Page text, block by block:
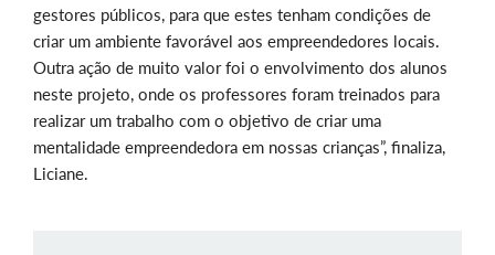
gestores públicos, para que estes tenham condições de
criar um ambiente favorável aos empreendedores locais.
Outra ação de muito valor foi o envolvimento dos alunos
neste projeto, onde os professores foram treinados para
realizar um trabalho com o objetivo de criar uma
mentalidade empreendedora em nossas crianças”, finaliza,
Liciane.